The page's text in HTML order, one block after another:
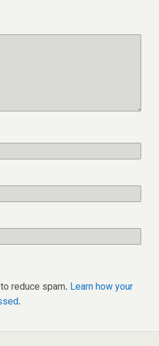
reduce spam. Learn how your